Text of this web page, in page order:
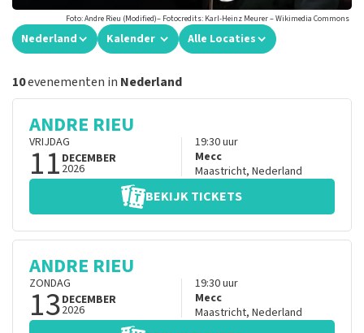
Foto: Andre Rieu (Modified)– Fotocredits: Karl-Heinz Meurer – Wikimedia Commons
Nederland Kalender Alle Locaties
10evenementen in Nederland
ANDRE RIEU
VRIJDAG
11 DECEMBER
2026
19:30uur
Mecc
Maastricht, Nederland
BEKIJK TICKETS
ANDRE RIEU
ZONDAG
13DECEMBER
2026
19:30uur
Mecc
Maastricht, Nederland